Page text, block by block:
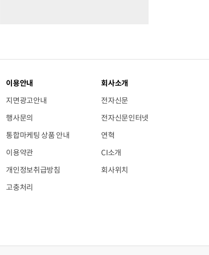
이용안내
지면광고안내
행사문의
통합마케팅 상품 안내
이용약관
개인정보취급방침
고충처리
회사소개
전자신문
전자신문인터넷
연혁
CI소개
회사위치